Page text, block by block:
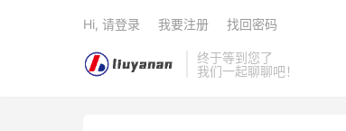
终于等到您了
我们一起聊聊吧！
Hi, 请登录 我要注册 找回密码